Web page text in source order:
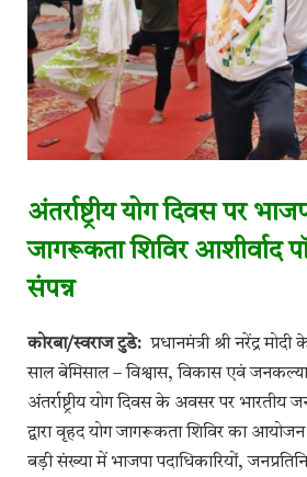
अंतर्राष्ट्रीय योग दिवस पर
जागरूकता शिविर आशीर्वाद
संपन्न
कोरबा/स्वराज टुडे: प्रधानमंत्री श्री नरेंद्र
साल बेमिसाल – विश्वास, विकास एवं
अंतर्राष्ट्रीय योग दिवस के अवसर पर भारतीय
द्वारा वृहद योग जागरूकता शिविर का आयोजन
बड़ी संख्या में भाजपा पदाधिकारियों,